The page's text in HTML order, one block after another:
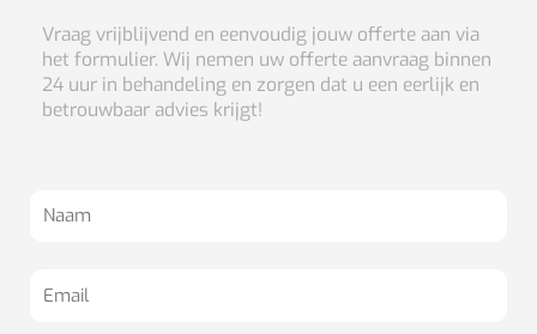
Vraag vrijblijvend en eenvoudig jouw offerte aan via
het formulier. Wij nemen uw offerte aanvraag binnen
24 uur in behandeling en zorgen dat u een eerlijk en
betrouwbaar advies krijgt!